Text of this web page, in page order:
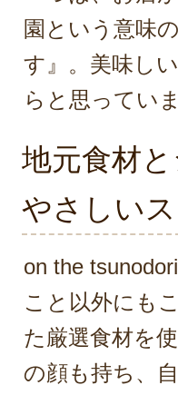
園という意味
す』。美味し
らと思ってい
地元食材
やさしい
on the
こと以外にも
た厳選食材を
の顔も持ち、